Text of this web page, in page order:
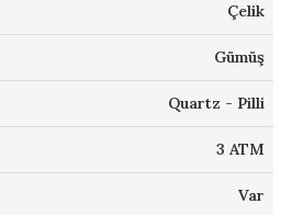
Çelik
Gümüş
Quartz - Pilli
3 ATM
Var